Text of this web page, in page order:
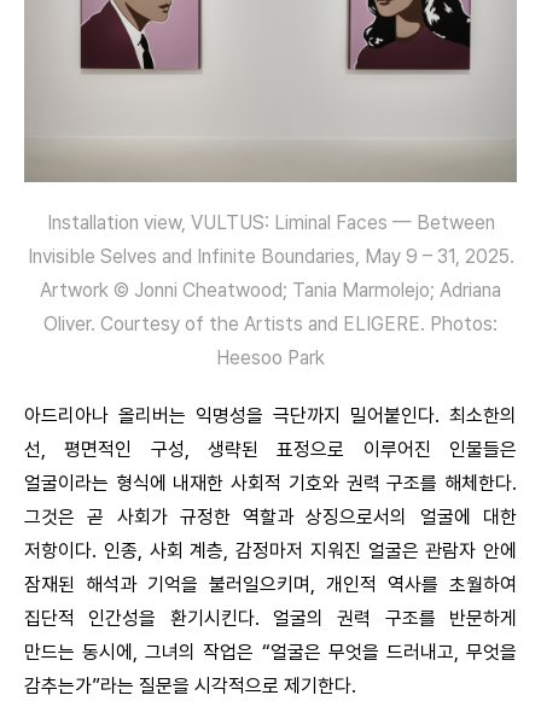
Installation view, VULTUS: Liminal Faces — Between
Invisible Selves and Infinite Boundaries, May 9 – 31, 2025.
Artwork © Jonni Cheatwood; Tania Marmolejo; Adriana
Oliver. Courtesy of the Artists and ELIGERE. Photos:
Heesoo Park
아드리아나 올리버는 익명성을 극단까지 밀어붙인다. 최소한의
선, 평면적인 구성, 생략된 표정으로 이루어진 인물들은
얼굴이라는 형식에 내재한 사회적 기호와 권력 구조를 해체한다.
그것은 곧 사회가 규정한 역할과 상징으로서의 얼굴에 대한
저항이다. 인종, 사회 계층, 감정마저 지워진 얼굴은 관람자 안에
잠재된 해석과 기억을 불러일으키며, 개인적 역사를 초월하여
집단적 인간성을 환기시킨다. 얼굴의 권력 구조를 반문하게
만드는 동시에, 그녀의 작업은 “얼굴은 무엇을 드러내고, 무엇을
감추는가”라는 질문을 시각적으로 제기한다.